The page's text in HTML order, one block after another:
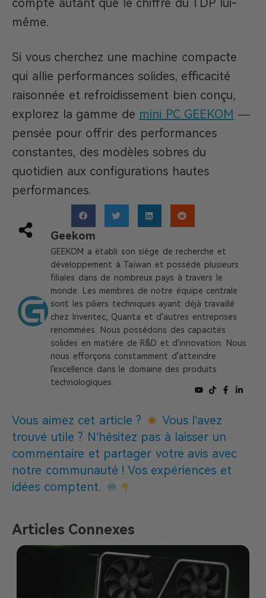
même.
Si vous cherchez une machine compacte
qui allie performances solides, efficacité
raisonnée et refroidissement bien conçu,
explorez la gamme de mini PC GEEKOM —
pensée pour offrir des performances
constantes, des modèles sobres du
quotidien aux configurations hautes
performances.
Geekom
GEEKOM a établi son siège de recherche et
développement à Taïwan et possède plusieurs
filiales dans de nombreux pays à travers le
monde. Les membres de notre équipe centrale
sont les piliers techniques ayant déjà travaillé
chez Inventec, Quanta et d'autres entreprises
renommées. Nous possédons des capacités
solides en matière de R&D et d'innovation. Nous
nous efforçons constamment d'atteindre
l'excellence dans le domaine des produits
technologiques.
Vous aimez cet article ?
Vous l’avez
trouvé utile ? N’hésitez pas à laisser un
commentaire et partager votre avis avec
notre communauté ! Vos expériences et
idées comptent.
Articles Connexes